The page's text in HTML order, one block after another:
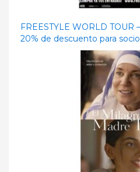
FREESTYLE WORLD TOUR
20% de descuento para